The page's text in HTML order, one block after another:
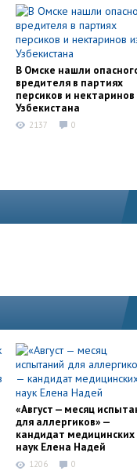
В Омске нашли
вредителя в партиях
персиков и нектаринов
Узбекистана
2137 0
«Август — месяц
для аллергиков» —
кандидат медицинских
наук Елена Надей
1206 0